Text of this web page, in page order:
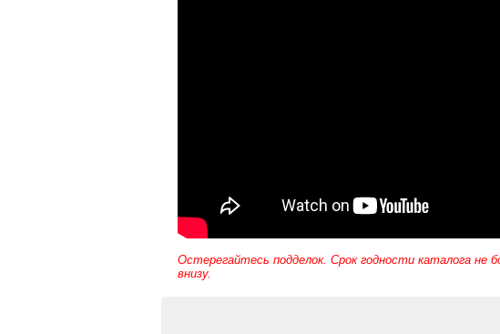
Остерегайтесь подделок. Срок годности каталога не
внизу.